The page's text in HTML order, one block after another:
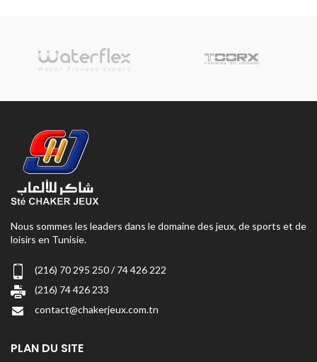
Nous sommes les leaders dans le domaine des jeux, de sports et de
loisirs en Tunisie.
(216) 70 295 250 / 74 426 222
(216) 74 426 233
contact@chakerjeux.com.tn
PLAN DU SITE